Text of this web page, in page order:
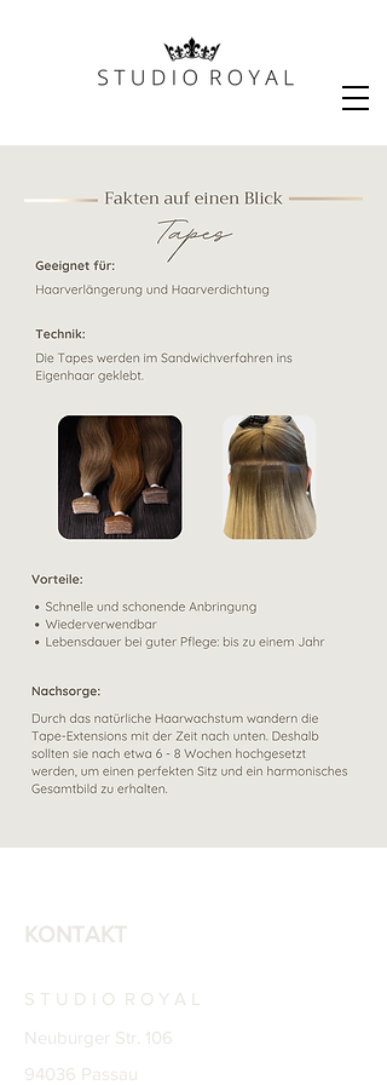
KONTAKT
S T U D I O R O Y A L
Neuburger Str. 106
94036 Passau